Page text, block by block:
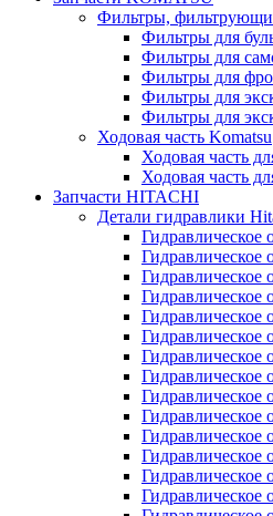
Фильтры,
Фильтры для
Фильтры для
Фильтры для
Фильтры для
Фильтры для
Ходовая часть Komatsu
Ходовая часть
Ходовая часть
Запчасти HITACHI
Детали гидравлики
Гидравлическое
Гидравлическое
Гидравлическое
Гидравлическое
Гидравлическое
Гидравлическое
Гидравлическое
Гидравлическое
Гидравлическое
Гидравлическое
Гидравлическое
Гидравлическое
Гидравлическое